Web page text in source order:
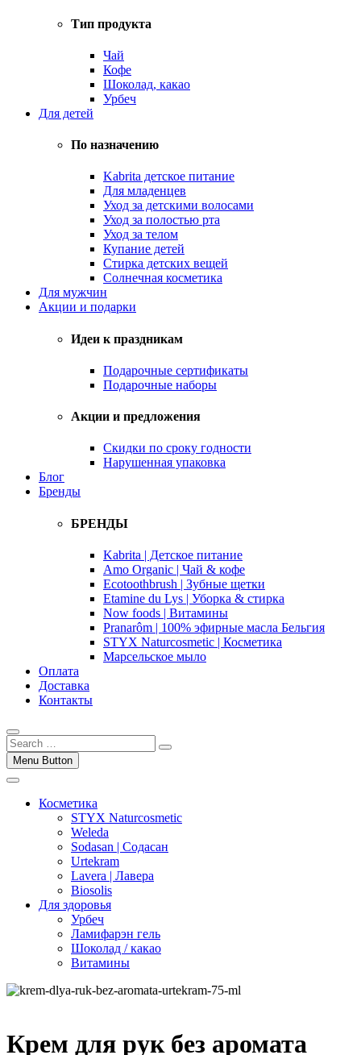
Тип продукта
Чай
Кофе
Шоколад, какао
Урбеч
Для детей
По назначению
Kabrita детское питание
Для младенцев
Уход за детскими волосами
Уход за полостью рта
Уход за телом
Купание детей
Стирка детских вещей
Солнечная косметика
Для мужчин
Акции и подарки
Идеи к праздникам
Подарочные сертификаты
Подарочные наборы
Акции и предложения
Скидки по сроку годности
Нарушенная упаковка
Блог
Бренды
БРЕНДЫ
Kabrita | Детское питание
Amo Organic | Чай & кофе
Ecotoothbrush | Зубные щетки
Etamine du Lys | Уборка & стирка
Now foods | Витамины
Pranarôm | 100% эфирные масла Бельгия
STYX Naturcosmetic | Косметика
Марсельское мыло
Оплата
Доставка
Контакты
Menu Button
Косметика
STYX Naturcosmetic
Weleda
Sodasan | Содасан
Urtekram
Lavera | Лавера
Biosolis
Для здоровья
Урбеч
Ламифарэн гель
Шоколад / какао
Витамины
Крем для рук без аромата